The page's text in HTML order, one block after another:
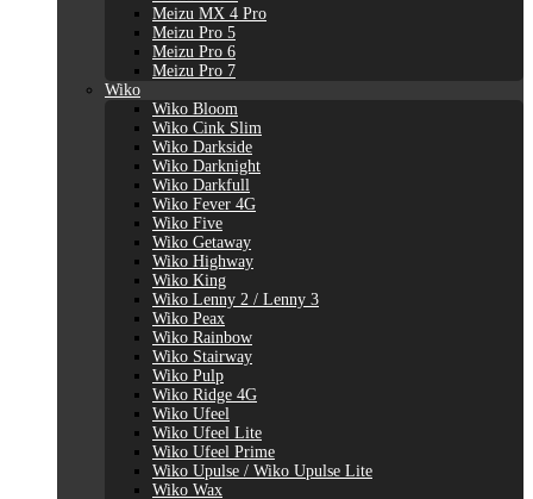
Meizu MX 4 Pro
Meizu Pro 5
Meizu Pro 6
Meizu Pro 7
Wiko
Wiko Bloom
Wiko Cink Slim
Wiko Darkside
Wiko Darknight
Wiko Darkfull
Wiko Fever 4G
Wiko Five
Wiko Getaway
Wiko Highway
Wiko King
Wiko Lenny 2 / Lenny 3
Wiko Peax
Wiko Rainbow
Wiko Stairway
Wiko Pulp
Wiko Ridge 4G
Wiko Ufeel
Wiko Ufeel Lite
Wiko Ufeel Prime
Wiko Upulse / Wiko Upulse Lite
Wiko Wax